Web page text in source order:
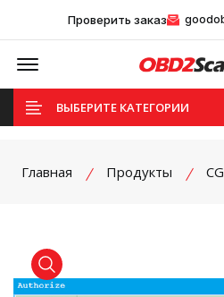
Проверить заказ
Offcanvas Menu Open
ВЫБЕРИТЕ КАТЕГОРИИ
Главная Продукты
product view